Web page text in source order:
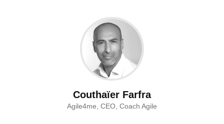
Couthaïer Farfra
Agile4me, CEO, Coach Agile